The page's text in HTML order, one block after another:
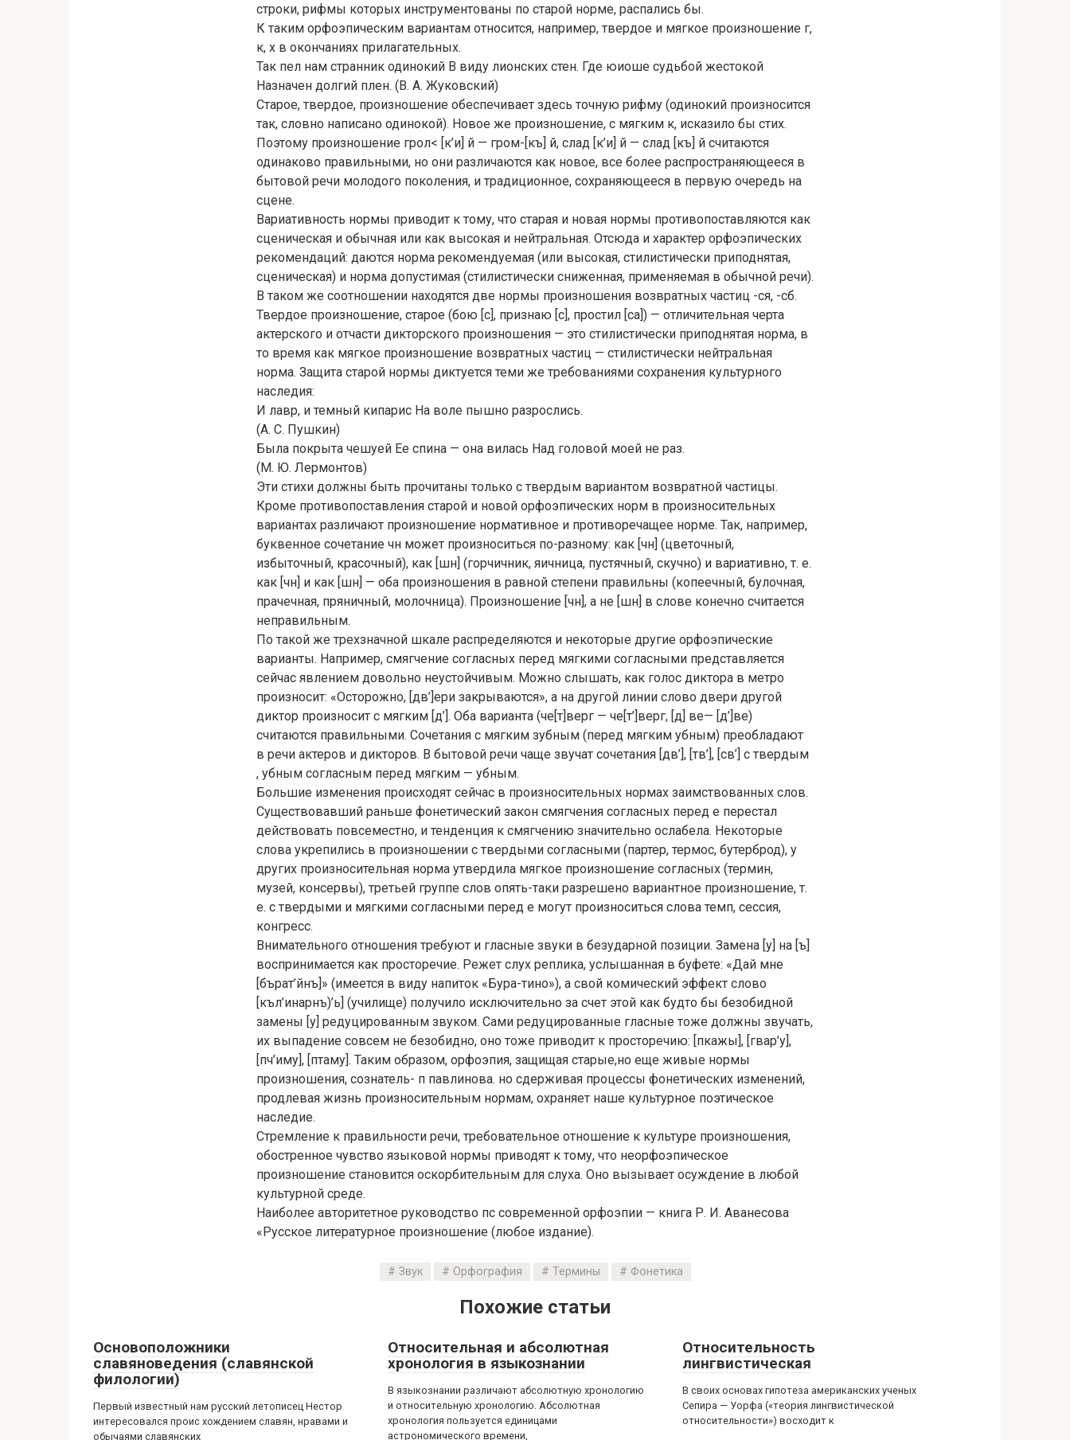
строки, рифмы которых инструментованы по старой норме, распались бы.
К таким орфоэпическим вариантам относится, например, твердое и мягкое произношение г,
к, х в окончаниях прилагательных.
Так пел нам странник одинокий В виду лионских стен. Где юиоше судьбой жестокой
Назначен долгий плен. (В. А. Жуковский)
Старое, твердое, произношение обеспечивает здесь точную рифму (одинокий произносится
так, словно написано одинокой). Новое же произношение, с мягким к, исказило бы стих.
Поэтому произношение грол< [к’и] й — гром-[къ] й, слад [к’и] й — слад [къ] й считаются
одинаково правильными, но они различаются как новое, все более распространяющееся в
бытовой речи молодого поколения, и традиционное, сохраняющееся в первую очередь на
сцене.
Вариативность нормы приводит к тому, что старая и новая нормы противопоставляются как
сценическая и обычная или как высокая и нейтральная. Отсюда и характер орфоэпических
рекомендаций: даются норма рекомендуемая (или высокая, стилистически приподнятая,
сценическая) и норма допустимая (стилистически сниженная, применяемая в обычной речи).
В таком же соотношении находятся две нормы произношения возвратных частиц -ся, -сб.
Твердое произношение, старое (бою [с], признаю [с], простил [са]) — отличительная черта
актерского и отчасти дикторского произношения — это стилистически приподнятая норма, в
то время как мягкое произношение возвратных частиц — стилистически нейтральная
норма. Защита старой нормы диктуется теми же требованиями сохранения культурного
наследия:
И лавр, и темный кипарис На воле пышно разрослись.
(А. С. Пушкин)
Была покрыта чешуей Ее спина — она вилась Над головой моей не раз.
(М. Ю. Лермонтов)
Эти стихи должны быть прочитаны только с твердым вариантом возвратной частицы.
Кроме противопоставления старой и новой орфоэпических норм в произносительных
вариантах различают произношение нормативное и противоречащее норме. Так, например,
буквенное сочетание чн может произноситься по-разному: как [чн] (цветочный,
избыточный, красочный), как [шн] (горчичник, яичница, пустячный, скучно) и вариативно, т. е.
как [чн] и как [шн] — оба произношения в равной степени правильны (копеечный, булочная,
прачечная, пряничный, молочница). Произношение [чн], а не [шн] в слове конечно считается
неправильным.
По такой же трехзначной шкале распределяются и некоторые другие орфоэпические
варианты. Например, смягчение согласных перед мягкими согласными представляется
сейчас явлением довольно неустойчивым. Можно слышать, как голос диктора в метро
произносит: «Осторожно, [дв’]ери закрываются», а на другой линии слово двери другой
диктор произносит с мягким [д’]. Оба варианта (че[т]верг — че[т’]верг, [д] ве— [д’]ве)
считаются правильными. Сочетания с мягким зубным (перед мягким убным) преобладают
в речи актеров и дикторов. В бытовой речи чаще звучат сочетания [дв’], [тв’], [св’] с твердым
, убным согласным перед мягким — убным.
Большие изменения происходят сейчас в произносительных нормах заимствованных слов.
Существовавший раньше фонетический закон смягчения согласных перед е перестал
действовать повсеместно, и тенденция к смягчению значительно ослабела. Некоторые
слова укрепились в произношении с твердыми согласными (партер, термос, бутерброд), у
других произносительная норма утвердила мягкое произношение согласных (термин,
музей, консервы), третьей группе слов опять-таки разрешено вариантное произношение, т.
е. с твердыми и мягкими согласными перед е могут произноситься слова темп, сессия,
конгресс.
Внимательного отношения требуют и гласные звуки в безударной позиции. Замена [у] на [ъ]
воспринимается как просторечие. Режет слух реплика, услышанная в буфете: «Дай мне
[бърат’йнъ]» (имеется в виду напиток «Бура-тино»), а свой комический эффект слово
[къл’инарнъ)’ь] (училище) получило исключительно за счет этой как будто бы безобидной
замены [у] редуцированным звуком. Сами редуцированные гласные тоже должны звучать,
их выпадение совсем не безобидно, оно тоже приводит к просторечию: [пкажы], [гвар’у],
[пч’иму], [птаму]. Таким образом, орфоэпия, защищая старые,но еще живые нормы
произношения, сознатель- п павлинова. но сдерживая процессы фонетических изменений,
продлевая жизнь произносительным нормам, охраняет наше культурное поэтическое
наследие.
Стремление к правильности речи, требовательное отношение к культуре произношения,
обостренное чувство языковой нормы приводят к тому, что неорфоэпическое
произношение становится оскорбительным для слуха. Оно вызывает осуждение в любой
культурной среде.
Наиболее авторитетное руководство пс современной орфоэпии — книга Р. И. Аванесова
«Русское литературное произношение (любое издание).
Звук Орфография Термины Фонетика
Похожие статьи
Основоположники
славяноведения (славянской
филологии)
Первый известный нам русский летописец Нестор
интересовался проис хождением славян, нравами и
обычаями славянских
Относительная и абсолютная
хронология в языкознании
В языкознании различают абсолютную хронологию
и относительную хронологию. Абсолютная
хронология пользуется единицами
астрономического времени,
Относительность
лингвистическая
В своих основах гипотеза американских ученых
Сепира — Уорфа («теория лингвистической
относительности») восходит к